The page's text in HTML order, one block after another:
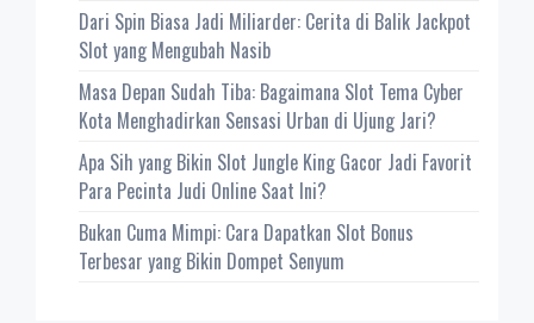
Dari Spin Biasa Jadi Miliarder: Cerita di Balik Jackpot
Slot yang Mengubah Nasib
Masa Depan Sudah Tiba: Bagaimana Slot Tema Cyber
Kota Menghadirkan Sensasi Urban di Ujung Jari?
Apa Sih yang Bikin Slot Jungle King Gacor Jadi Favorit
Para Pecinta Judi Online Saat Ini?
Bukan Cuma Mimpi: Cara Dapatkan Slot Bonus
Terbesar yang Bikin Dompet Senyum